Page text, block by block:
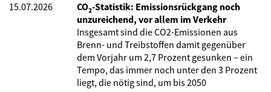
15.07.2026
CO₂-Statistik: Emissionsrückgang noch
unzureichend, vor allem im Verkehr
Insgesamt sind die CO2-Emissionen aus
Brenn- und Treibstoffen damit gegenüber
dem Vorjahr um 2,7 Prozent gesunken – ein
Tempo, das immer noch unter den 3 Prozent
liegt, die nötig sind, um bis 2050